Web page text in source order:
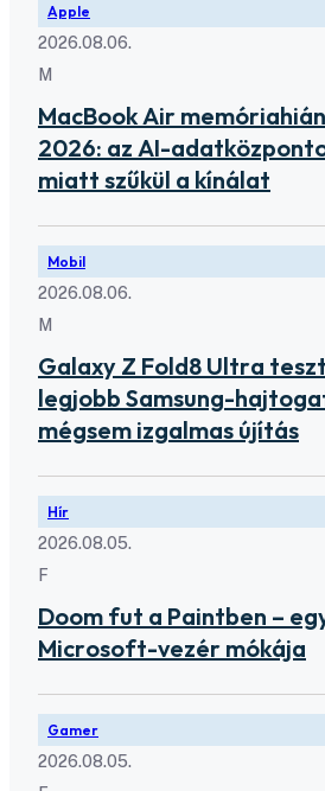
Apple
2026.08.06.
M
MacBook Air
2026: az AI-
miatt szűkül a kínálat
Mobil
2026.08.06.
M
Galaxy Z Fold8 Ultra
legjobb Samsung-
mégsem izgalmas újítás
Hír
2026.08.05.
F
Doom fut a Paintben –
Microsoft-vezér mókája
Gamer
2026.08.05.